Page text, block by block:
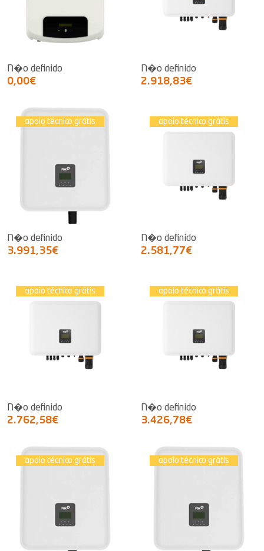
N�o definido
0,00€
N�o definido
2.918,83€
apoio técnico grátis
N�o definido
3.991,35€
apoio técnico grátis
N�o definido
2.581,77€
apoio técnico grátis
N�o definido
2.762,58€
apoio técnico grátis
N�o definido
3.426,78€
apoio técnico grátis apoio técnico grátis